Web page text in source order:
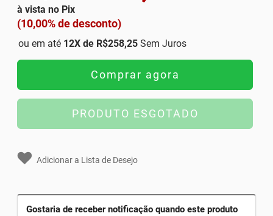
à vista no Pix
(10,00% de desconto)
ou em até 12X de R$258,25 Sem Juros
Comprar agora
PRODUTO ESGOTADO
Adicionar a Lista de Desejo
Gostaria de receber notificação quando este produto